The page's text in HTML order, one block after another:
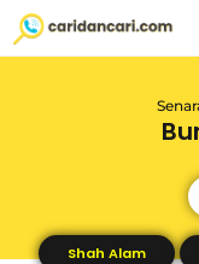
Shah Alam